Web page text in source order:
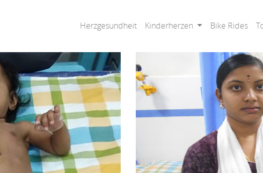
Herzgesundheit Kinderherzen Bike Rides